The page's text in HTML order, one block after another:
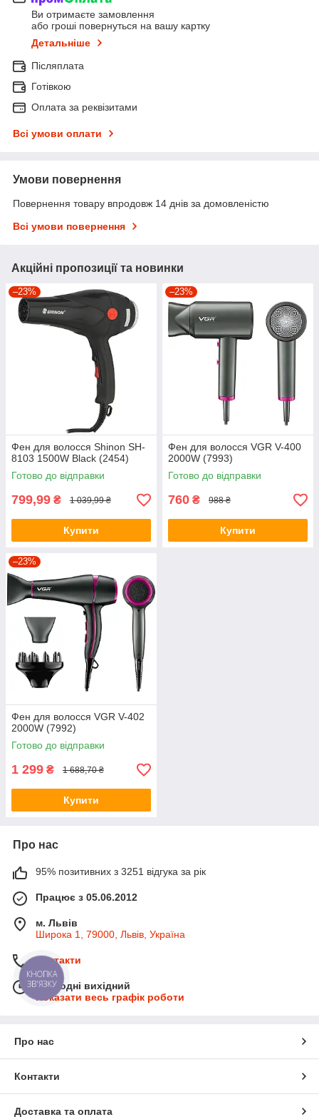
Ви отримаєте замовлення
або гроші повернуться на вашу картку
Детальніше
Післяплата
Готівкою
Оплата за реквізитами
Всі умови оплати
Умови повернення
Повернення товару впродовж 14 днів за домовленістю
Всі умови повернення
Акційні пропозиції та новинки
–23%
Фен для волосся Shinon SH-
8103 1500W Black (2454)
Готово до відправки
799,99 ₴ 1 039,99 ₴
Купити
–23%
Фен для волосся VGR V-400
2000W (7993)
Готово до відправки
760 ₴ 988 ₴
Купити
–23%
Фен для волосся VGR V-402
2000W (7992)
Готово до відправки
1 299 ₴ 1 688,70 ₴
Купити
Про нас
95% позитивних з 3251 відгука за рік
Працює з 05.06.2012
м. Львів
Широка 1, 79000, Львів, Україна
Контакти
Сьогодні вихідний
Показати весь графік роботи
Про нас
Контакти
Доставка та оплата
КНОПКА
ЗВ'ЯЗКУ